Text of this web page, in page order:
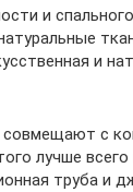
и
и
с
лучше
труба и